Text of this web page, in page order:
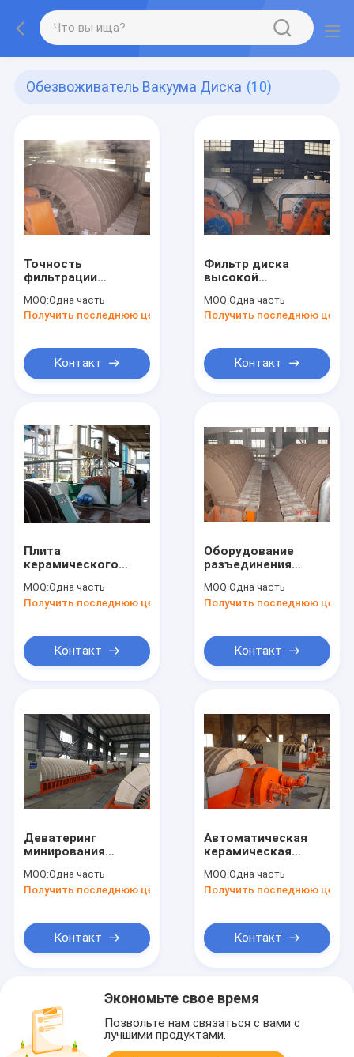
Обезвоживатель Вакуума Диска (10)
Точность
фильтрации
обезвоживателя
вакуума диска
Деватеринг шуги
MOQ:Одна часть
Получить последнюю цену
Контакт
Фильтр диска
высокой
керамический,
роторный ХТГ
глубокий вакуум 21
м2
MOQ:Одна часть
Получить последнюю цену
Контакт
Плита
керамического
обезвоживателя
вакуума диска
MOQ:Одна часть
Получить последнюю цену
Контакт
Оборудование
разъединения
деятельности
твердое
вакуума
MOQ:Одна часть
Получить последнюю цену
Контакт
Деватеринг
минирования
прочного
обезвоживателя
MOQ:Одна часть
Получить последнюю цену
Контакт
Автоматическая
керамическая
для концентратов/
Тайлингс
MOQ:Одна часть
Получить последнюю цену
Контакт
Экономьте свое время
Позвольте нам связаться с вами с
лучшими продуктами.